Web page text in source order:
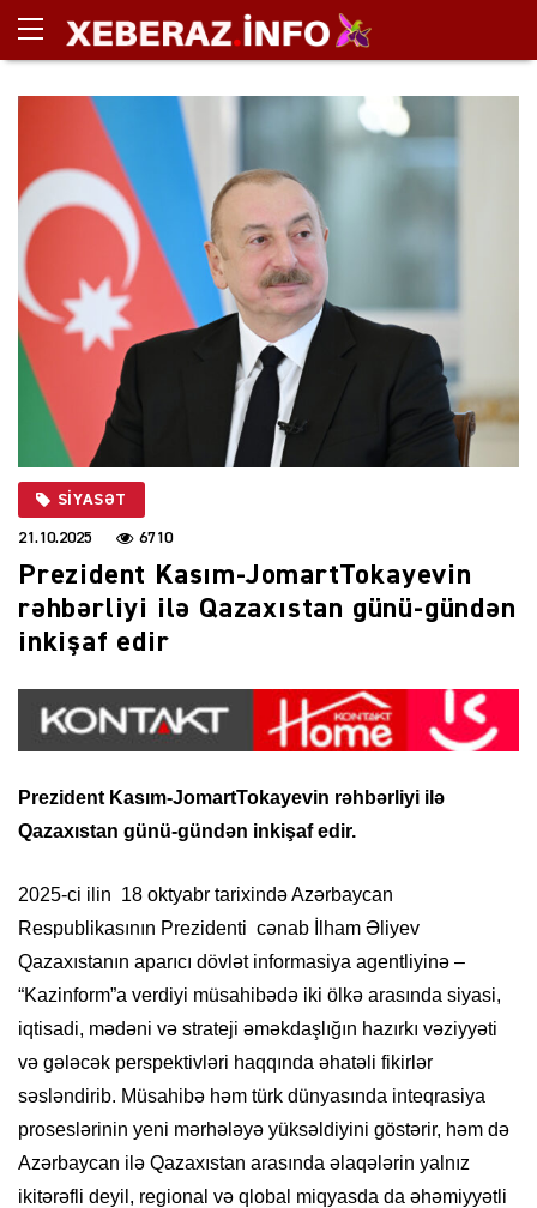
SIYASƏT
21.10.2025 6710
Prezident Kasım-JomartTokayevin
rəhbərliyi ilə Qazaxıstan günü-gündən
inkişaf edir
Prezident Kasım-JomartTokayevin rəhbərliyi ilə
Qazaxıstan günü-gündən inkişaf edir.
2025-ci ilin 18 oktyabr tarixində Azərbaycan
Respublikasının Prezidenti cənab İlham Əliyev
Qazaxıstanın aparıcı dövlət informasiya agentliyinə –
“Kazinform”a verdiyi müsahibədə iki ölkə arasında siyasi,
iqtisadi, mədəni və strateji əməkdaşlığın hazırkı vəziyyəti
və gələcək perspektivləri haqqında əhatəli fikirlər
səsləndirib. Müsahibə həm türk dünyasında inteqrasiya
proseslərinin yeni mərhələyə yüksəldiyini göstərir, həm də
Azərbaycan ilə Qazaxıstan arasında əlaqələrin yalnız
ikitərəfli deyil, regional və qlobal miqyasda da əhəmiyyətli